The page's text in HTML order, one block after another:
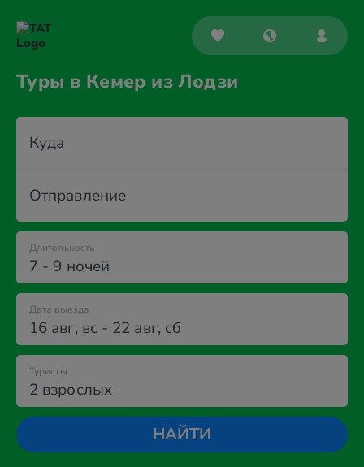
Туры в Кемер из Лодзи
Куда
Отправление
7 - 9 ночей
Длительность
Дата выезда
16 авг, вс- 22 авг, сб
2 взрослых
Туристы
НАЙТИ